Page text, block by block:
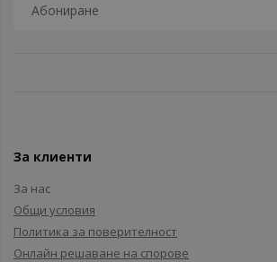
За клиенти
За нас
Общи условия
Политика за поверителност
Онлайн решаване на спорове